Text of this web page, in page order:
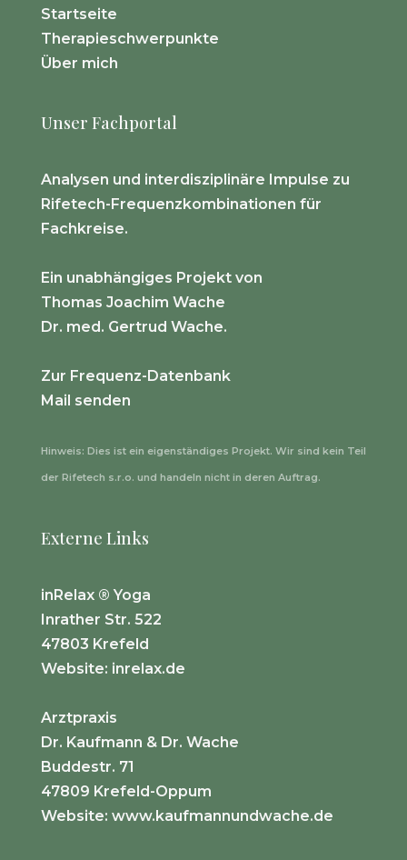
Startseite
Therapieschwerpunkte
Über mich
Unser Fachportal
Analysen und interdisziplinäre Impulse zu
Rifetech-Frequenzkombinationen für
Fachkreise.
Ein unabhängiges Projekt von
Thomas Joachim Wache
Dr. med. Gertrud Wache.
Zur Frequenz-Datenbank
Mail senden
Hinweis: Dies ist ein eigenständiges Projekt. Wir sind kein Teil
der Rifetech s.r.o. und handeln nicht in deren Auftrag.
Externe Links
inRelax ® Yoga
Inrather Str. 522
47803 Krefeld
Website: inrelax.de
Arztpraxis
Dr. Kaufmann & Dr. Wache
Buddestr. 71
47809 Krefeld-Oppum
Website: www.kaufmannundwache.de